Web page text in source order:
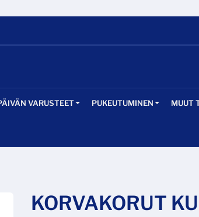
VARUSTEET PUKEUTUMINEN MUUT
KORVAKORUT